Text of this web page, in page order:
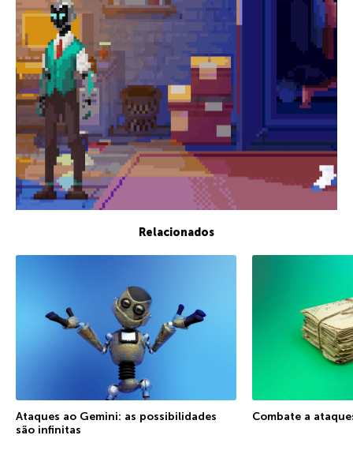
Relacionados
Ataques ao Gemini: as possibilidades
são infinitas
Combate a